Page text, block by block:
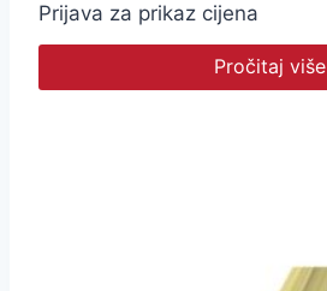
Prijava za prikaz cijena
Pročitaj više